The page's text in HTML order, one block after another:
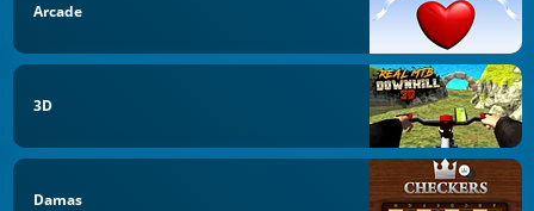
Arcade
3D
Damas